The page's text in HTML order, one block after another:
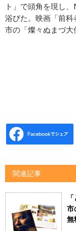
ト」で頭角を現し
浴びた。映画「前
市の「燦々ぬまづ大
関連記事
市
無